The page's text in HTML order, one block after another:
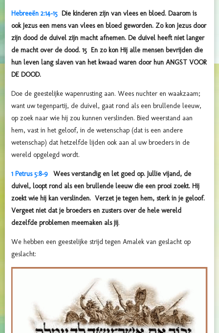
Hebreeën 2:14-15 Die kinderen zijn van vlees en bloed. Daarom is
ook Jezus een mens van vlees en bloed geworden. Zo kon Jezus door
zijn dood de duivel zijn macht afnemen. De duivel heeft niet langer
de macht over de dood. 15 En zo kon Hij alle mensen bevrijden die
hun leven lang slaven van het kwaad waren door hun ANGST VOOR
DE DOOD.
Doe de geestelijke wapenrusting aan. Wees nuchter en waakzaam;
want uw tegenpartij, de duivel, gaat rond als een brullende leeuw,
op zoek naar wie hij zou kunnen verslinden. Bied weerstand aan
hem, vast in het geloof, in de wetenschap (dat is een andere
wetenschap) dat hetzelfde lijden ook aan al uw broeders in de
wereld opgelegd wordt.
1 Petrus 5:8-9Wees verstandig en let goed op. Jullie vijand, de
duivel, loopt rond als een brullende leeuw die een prooi zoekt. Hij
zoekt wie hij kan verslinden. Verzet je tegen hem, sterk in je geloof.
Vergeet niet dat je broeders en zusters over de hele wereld
dezelfde problemen meemaken als jij.
We hebben een geestelijke strijd tegen Amalek van geslacht op
geslacht: